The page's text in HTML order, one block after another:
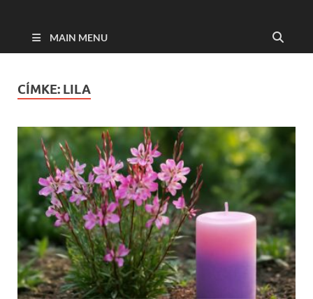
MAIN MENU
CÍMKE: LILA